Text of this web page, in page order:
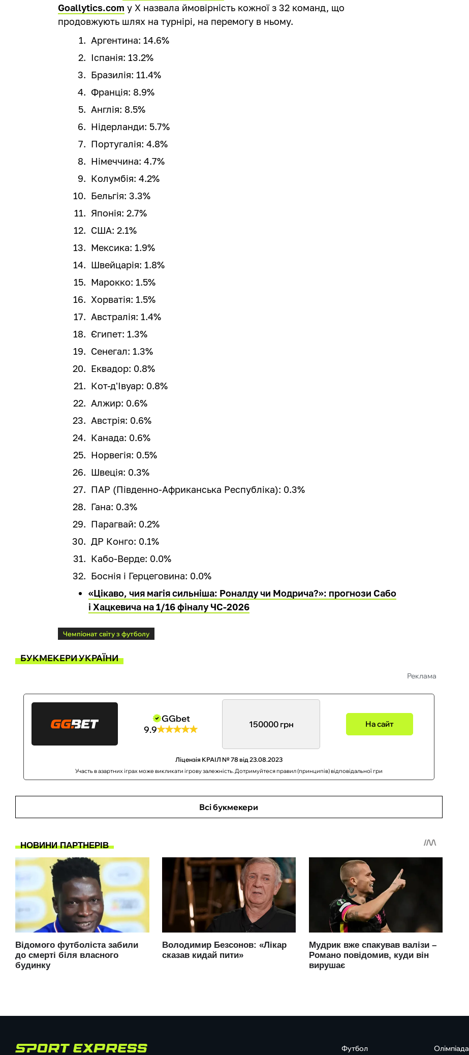
Goallytics.com у Х назвала ймовірність кожної з 32 команд, що
продовжують шлях на турнірі, на перемогу в ньому.
Аргентина: 14.6%
Іспанія: 13.2%
Бразилія: 11.4%
Франція: 8.9%
Англія: 8.5%
Нідерланди: 5.7%
Португалія: 4.8%
Німеччина: 4.7%
Колумбія: 4.2%
Бельгія: 3.3%
Японія: 2.7%
США: 2.1%
Мексика: 1.9%
Швейцарія: 1.8%
Марокко: 1.5%
Хорватія: 1.5%
Австралія: 1.4%
Єгипет: 1.3%
Сенегал: 1.3%
Еквадор: 0.8%
Кот-д'Івуар: 0.8%
Алжир: 0.6%
Австрія: 0.6%
Канада: 0.6%
Норвегія: 0.5%
Швеція: 0.3%
ПАР (Південно-Африканська Республіка): 0.3%
Гана: 0.3%
Парагвай: 0.2%
ДР Конго: 0.1%
Кабо-Верде: 0.0%
Боснія і Герцеговина: 0.0%
«Цікаво, чия магія сильніша: Роналду чи Модрича?»: прогнози Сабо
і Хацкевича на 1/16 фіналу ЧС-2026
Чемпіонат світу з футболу
БУКМЕКЕРИ УКРАЇНИ
Реклама
GGbet
9.9
150000 грн На сайт
Ліцензія КРАІЛ № 78 від 23.08.2023
Участь в азартних іграх може викликати ігрову залежність. Дотримуйтеся правил (принципів) відповідальної гри
Всі букмекери
Футбол Олімпіада